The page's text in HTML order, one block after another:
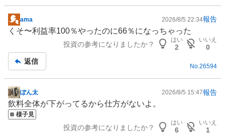
掲
示
事
ama 2026/8/5 22:34報告
くそ〜利益率100％やったのに66％になっちゃった
投資の参考になりましたか？
はい
2
いいえ
0
返信
No.26594
掲
示
板
ぽん太 2026/8/5 15:47報告
飲料全体が下がってるから仕方がないよ。
様子見
投資の参考になりましたか？
はい
6
いいえ
1